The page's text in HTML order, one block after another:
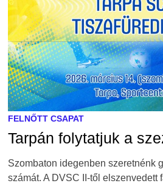
FELNŐTT CSAPAT
Tarpán folytatjuk a
Szombaton idegenben szeretnénk
számát. A DVSC II-től elszenvedett